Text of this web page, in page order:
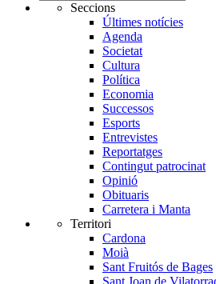
Seccions
Últimes notícies
Agenda
Societat
Cultura
Política
Economia
Successos
Esports
Entrevistes
Reportatges
Contingut patrocinat
Opinió
Obituaris
Carretera i Manta
Territori
Cardona
Moià
Sant Fruitós de Bages
Sant Joan de